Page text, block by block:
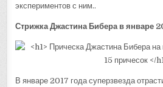
экспериментов с ним..
Стрижка Джастина Бибера в январе
В январе 2017 года суперзвезда